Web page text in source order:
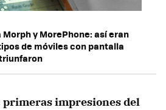
y MorePhone: así eran
de móviles con pantalla
primeras impresiones del